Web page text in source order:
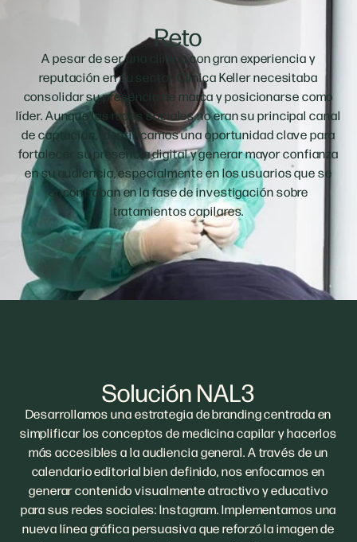
Reto
A pesar de ser una clínica con gran experiencia y
reputación en su sector, Clínica Keller necesitaba
consolidar su presencia de marca y posicionarse como
líder. Aunque las redes sociales no eran su principal canal
de captación, identificamos una oportunidad clave para
fortalecer su presencia digital y generar mayor confianza
en su audiencia, especialmente en los usuarios que se
encontraban en la fase de investigación sobre
tratamientos capilares.
Solución NAL3
Desarrollamos una estrategia de branding centrada en
simplificar los conceptos de medicina capilar y hacerlos
más accesibles a la audiencia general. A través de un
calendario editorial bien definido, nos enfocamos en
generar contenido visualmente atractivo y educativo
para sus redes sociales: Instagram. Implementamos una
nueva línea gráfica persuasiva que reforzó la imagen de